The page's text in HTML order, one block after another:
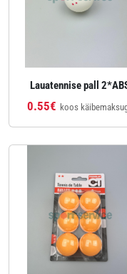
Lauatennise pall
0.55€ koos